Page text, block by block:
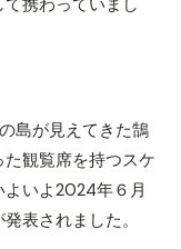
携わっていまし
島が見えてきた鵠
観覧席を持つスケ
いよ2024年６月
表されました。